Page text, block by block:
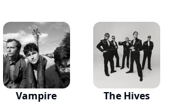
Vampire
The Hives